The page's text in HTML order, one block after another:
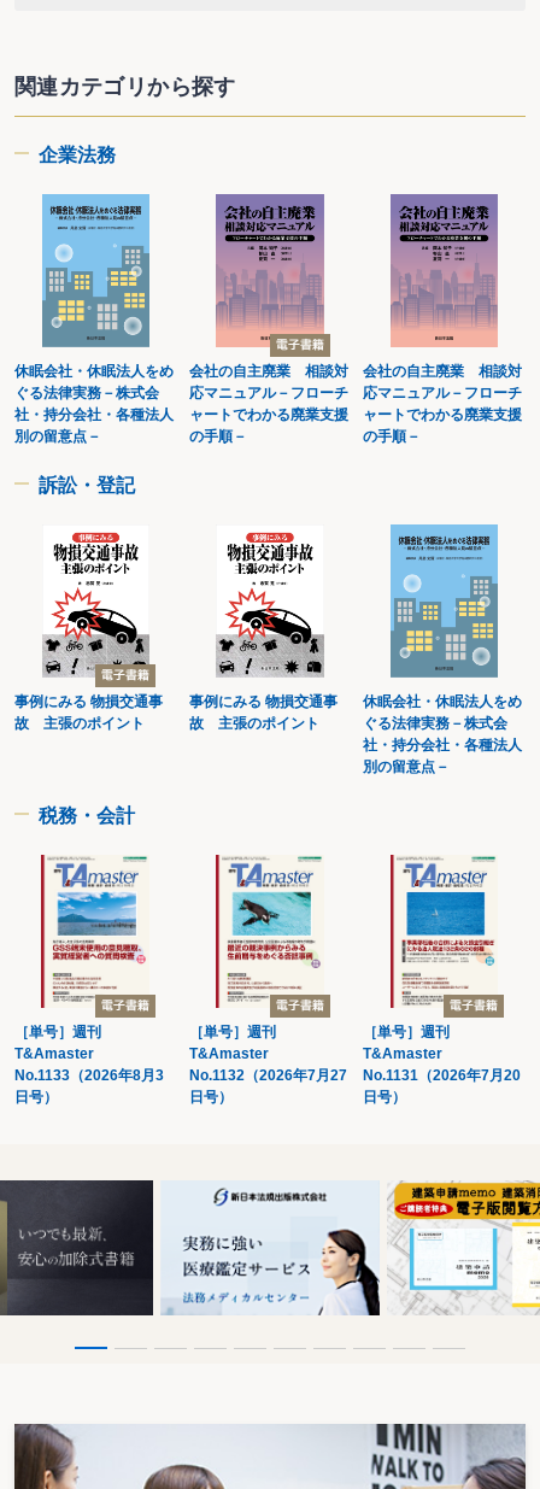
〔11〕 休眠法人の役員の任期はどのように取り扱われるか？
〔12〕 株式会社を休眠させるためにはどのような手続が必要か？
〔13〕 株式会社を休眠させる際に株主の意向を確認する必要があるか？
第２ 休眠会社の関係者への対応
〔14〕 休眠状態にある株式会社が役員報酬や退職慰労金を支払うことができ
〔15〕 休眠中に代表取締役が死亡していたが、事業を継続したい場合はどう
すればよいか？
〔16〕 休眠を原因とする転籍を拒否する従業員を解雇できるか？
〔17〕 休眠している株式会社に取引先からの入金があった場合、どのように
対応すべきか？
〔18〕 株式会社に債務が存在する場合でも、株式会社を休眠させることは可
〔19〕 金融機関からの借入金がある場合でも休眠状態にできるか？
〔20〕 休眠会社の代表者が破産した場合、休眠会社はどのように取り扱われ
ることになるか？
〔21〕 債務超過の株式会社を破産手続以外の方法で清算できるか？
〔22〕 休眠会社に関する保証債務の整理方法はどのようなものか？
〔23〕 子会社が休眠会社である場合の株式会社の債務整理ではどのようにす
べきか？
第４ 休眠会社からの復活、休眠会社の解散、休眠会社の第三者への譲渡等
〔24〕 休眠会社及び休眠状態の株式会社を復活させる場合、どのような点に
〔25〕 休眠状態にある株式会社を解散する場合、どのような手続が必要か？
留意すべきか？
〔27〕 所在不明の株主がいる場合でも休眠状態にある株式会社の株式を譲渡
第５ 休眠会社の税務関係
〔28〕 休眠中に必要となる税務関係の手続にはどのようなものがあるか？
〔29〕 休眠中に法人住民税の均等割は課せられるか？
〔30〕 休眠中の株式会社の株式はどのように評価されるか？
〔31〕 休眠状態にある株式会社への貸付金の貸倒損失処理を行うことはでき
るか？
〔32〕 休眠中で税務申告をしていなかった株式会社が事業を再開する場合、
休眠前の繰越欠損金は使用できるか？
第６ 休眠会社の登記関係
〔35〕 清算を結了して登記記録が閉鎖された株式会社を譲受人とする債権譲
〔36〕 休眠中の株式会社の役員の任期が到来した場合の登記はどのように取
り扱われるか？
第３章 休眠会社との各種取引等をめぐる実務
第１ 不動産の売買・時効取得
な点に留意すべきか？
〔39〕 休眠会社が所有する不動産を時効取得することは可能か？
関連カテゴリから探す
企業法務
休眠会社・休眠法人をめ
ぐる法律実務－株式会
社・持分会社・各種法人
別の留意点－
会社の自主廃業 相談対
応マニュアル－フローチ
ャートでわかる廃業支援
の手順－
会社の自主廃業 相談対
応マニュアル－フローチ
ャートでわかる廃業支援
の手順－
訴訟・登記
事例にみる 物損交通事
故 主張のポイント
事例にみる 物損交通事
故 主張のポイント
休眠会社・休眠法人をめ
ぐる法律実務－株式会
社・持分会社・各種法人
別の留意点－
税務・会計
［単号］週刊
T&Amaster
No.1133（2026年8月3
日号）
［単号］週刊
T&Amaster
No.1132（2026年7月27
日号）
［単号］週刊
T&Amaster
No.1131（2026年7月20
日号）